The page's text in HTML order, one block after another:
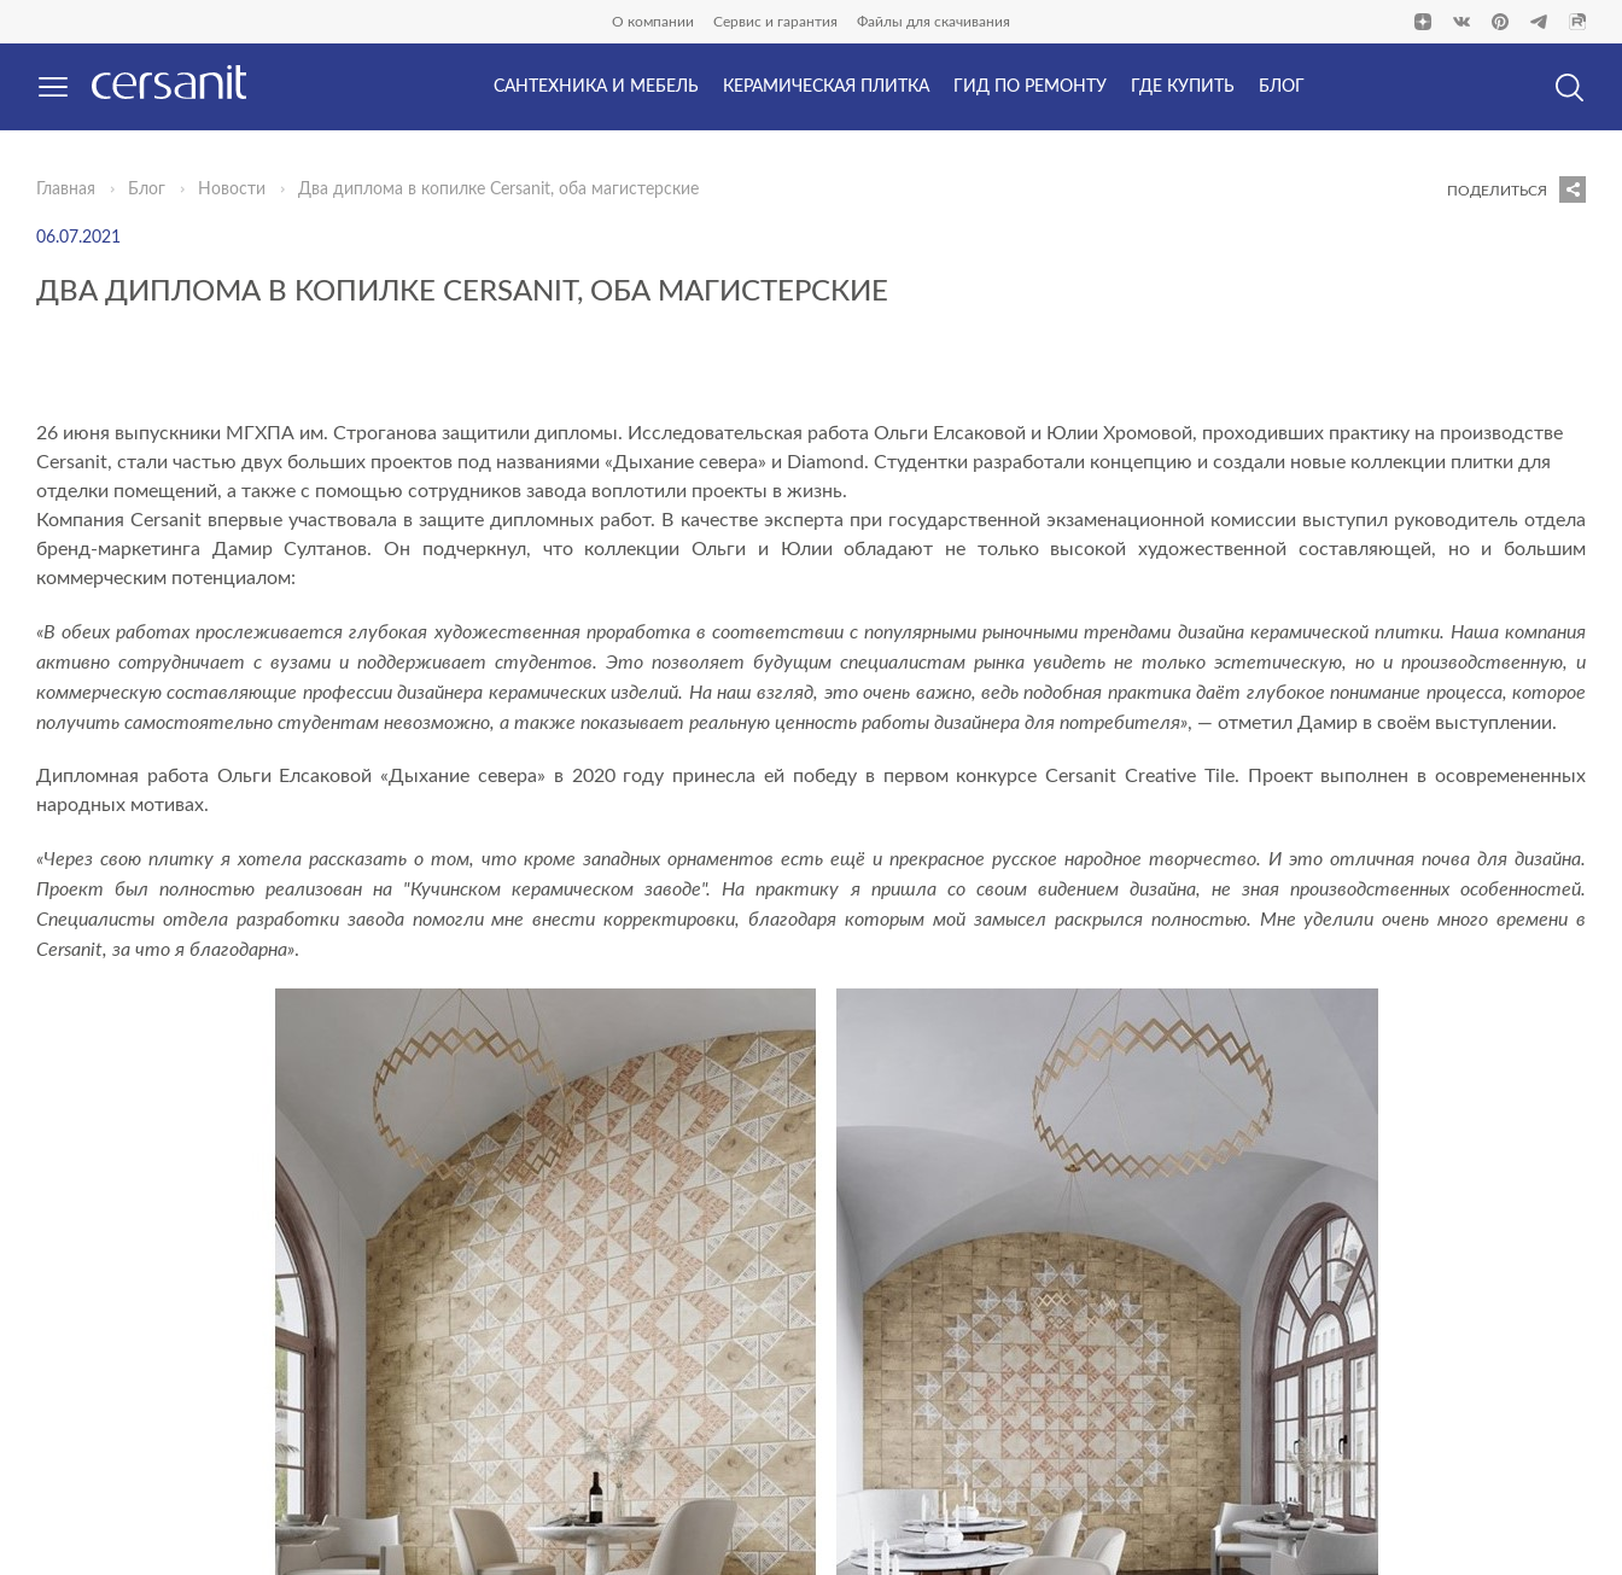
О компании Сервис и гарантия Файлы для скачивания
САНТЕХНИКА И МЕБЕЛЬ КЕРАМИЧЕСКАЯ ПЛИТКА ГИД ПО РЕМОНТУ ГДЕ КУПИТЬ БЛОГ
Главная Блог Новости Два диплома в копилке Cersanit, оба магистерские ПОДЕЛИТЬСЯ
06.07.2021
ДВА ДИПЛОМА В КОПИЛКЕ CERSANIT, ОБА МАГИСТЕРСКИЕ
26 июня выпускники МГХПА им. Строганова защитили дипломы. Исследовательская работа Ольги Елсаковой и Юлии Хромовой, проходивших практику на производстве
Cersanit, стали частью двух больших проектов под названиями «Дыхание севера» и Diamond. Студентки разработали концепцию и создали новые коллекции плитки для
отделки помещений, а также с помощью сотрудников завода воплотили проекты в жизнь.
Компания Cersanit впервые участвовала в защите дипломных работ. В качестве эксперта при государственной экзаменационной комиссии выступил руководитель отдела
бренд-маркетинга Дамир Султанов. Он подчеркнул, что коллекции Ольги и Юлии обладают не только высокой художественной составляющей, но и большим
коммерческим потенциалом:
«В обеих работах прослеживается глубокая художественная проработка в соответствии с популярными рыночными трендами дизайна керамической плитки. Наша компания
активно сотрудничает с вузами и поддерживает студентов. Это позволяет будущим специалистам рынка увидеть не только эстетическую, но и производственную, и
коммерческую составляющие профессии дизайнера керамических изделий. На наш взгляд, это очень важно, ведь подобная практика даёт глубокое понимание процесса, которое
получить самостоятельно студентам невозможно, а также показывает реальную ценность работы дизайнера для потребителя», — отметил Дамир в своём выступлении.
Дипломная работа Ольги Елсаковой «Дыхание севера» в 2020 году принесла ей победу в первом конкурсе Cersanit Creative Tile. Проект выполнен в осовремененных
народных мотивах.
«Через свою плитку я хотела рассказать о том, что кроме западных орнаментов есть ещё и прекрасное русское народное творчество. И это отличная почва для дизайна.
Проект был полностью реализован на "Кучинском керамическом заводе". На практику я пришла со своим видением дизайна, не зная производственных особенностей.
Специалисты отдела разработки завода помогли мне внести корректировки, благодаря которым мой замысел раскрылся полностью. Мне уделили очень много времени в
Cersanit, за что я благодарна».